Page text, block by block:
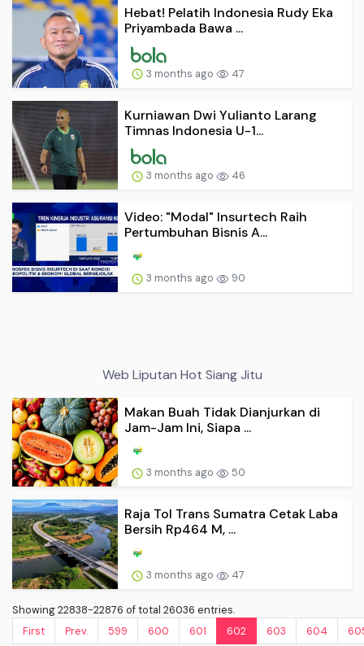
Hebat! Pelatih Indonesia Rudy Eka
Priyambada Bawa ...
3 months ago 47
Kurniawan Dwi Yulianto Larang
Timnas Indonesia U-1...
3 months ago 46
Video: "Modal" Insurtech Raih
Pertumbuhan Bisnis A...
3 months ago 90
Web Liputan Hot Siang Jitu
Makan Buah Tidak Dianjurkan di
Jam-Jam Ini, Siapa ...
3 months ago 50
Raja Tol Trans Sumatra Cetak Laba
Bersih Rp464 M, ...
3 months ago 47
Showing 22838-22876 of total 26036 entries.
First
Prev. 599 600 601 602 603 604